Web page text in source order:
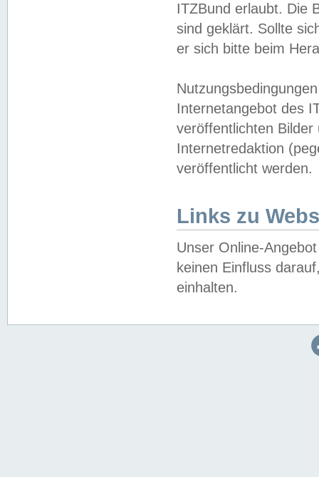
ITZBund erlaubt. Die
sind geklärt. Sollte
er sich bitte beim
Internetangebot des
veröffentlichten
Internetredaktion
veröffentlicht werden.
Links zu
Unser Online-
keinen Einfluss
einhalten.